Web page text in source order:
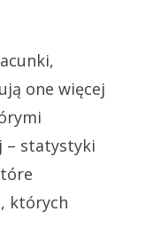
one więcej
– statystyki
których